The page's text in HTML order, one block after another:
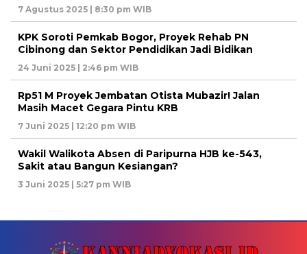
7 Agustus 2025 | 8:30 pm WIB
KPK Soroti Pemkab Bogor, Proyek Rehab PN
Cibinong dan Sektor Pendidikan Jadi Bidikan
24 Juni 2025 | 2:46 pm WIB
Rp51 M Proyek Jembatan Otista Mubazir! Jalan
Masih Macet Gegara Pintu KRB
7 Juni 2025 | 12:20 pm WIB
Wakil Walikota Absen di Paripurna HJB ke-543,
Sakit atau Bangun Kesiangan?
3 Juni 2025 | 5:27 pm WIB